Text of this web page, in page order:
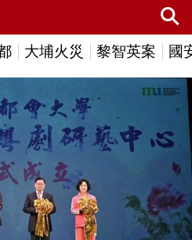
大埔火災 黎智英案 國